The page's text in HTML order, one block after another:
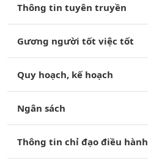
Thông tin tuyên truyền
Gương người tốt việc tốt
Quy hoạch, kế hoạch
Ngân sách
Thông tin chỉ đạo điều hành